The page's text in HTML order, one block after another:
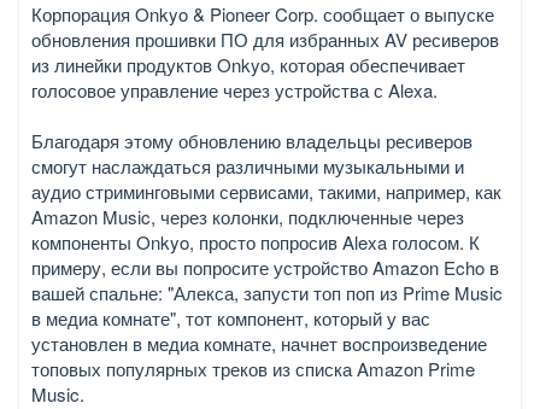
Корпорация Onkyo & Pioneer Corp. сообщает о выпуске
обновления прошивки ПО для избранных AV ресиверов
из линейки продуктов Onkyo, которая обеспечивает
голосовое управление через устройства с Alexa.
Благодаря этому обновлению владельцы ресиверов
смогут наслаждаться различными музыкальными и
аудио стриминговыми сервисами, такими, например, как
Amazon Music, через колонки, подключенные через
компоненты Onkyo, просто попросив Alexa голосом. К
примеру, если вы попросите устройство Amazon Echo в
вашей спальне: "Алекса, запусти топ поп из Prime Music
в медиа комнате", тот компонент, который у вас
установлен в медиа комнате, начнет воспроизведение
топовых популярных треков из списка Amazon Prime
Music.